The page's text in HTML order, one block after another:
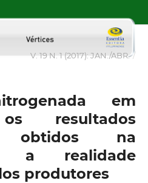
V. 19 N. 1 (2017): JAN./ABR. /
em
resultados
obtidos na
a realidade
produtores